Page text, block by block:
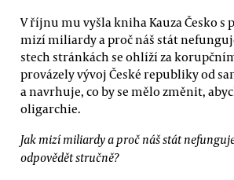
V říjnu mu vyšla kniha Kauza Česko s
mizí miliardy a proč náš stát
stech stránkách se ohlíží za
provázely vývoj České republiky od
a navrhuje, co by se mělo změnit,
oligarchie.
Jak mizí miliardy a proč náš stát
odpovědět stručně?